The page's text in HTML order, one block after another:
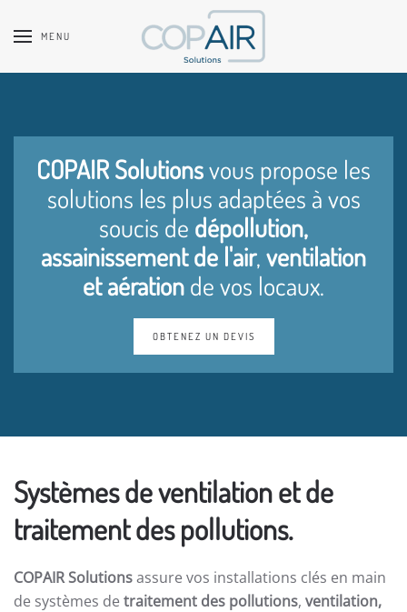
Accéder au contenu principal
MENU
COPAIR Solutionsvous propose les
solutions les plus adaptées à vos
soucis de dépollution,
assainissement de l'air,ventilation
et aérationde vos locaux.
OBTENEZ UN DEVIS
Systèmes de ventilation et de
traitement des pollutions.
COPAIR Solutionsassure vos installations clés en main
de systèmes de traitement des pollutions, ventilation,